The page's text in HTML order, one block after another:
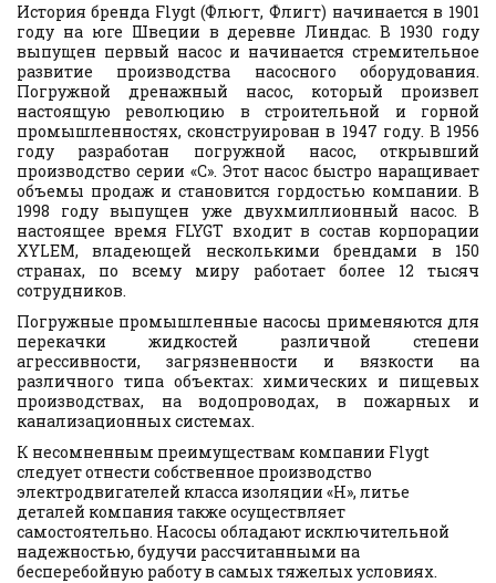
История бренда Flygt (Флюгт, Флигт) начинается в 1901
году на юге Швеции в деревне Линдас. В 1930 году
выпущен первый насос и начинается стремительное
развитие производства насосного оборудования.
Погружной дренажный насос, который произвел
настоящую революцию в строительной и горной
промышленностях, сконструирован в 1947 году. В 1956
году разработан погружной насос, открывший
производство серии «C». Этот насос быстро наращивает
объемы продаж и становится гордостью компании. В
1998 году выпущен уже двухмиллионный насос. В
настоящее время FLYGT входит в состав корпорации
XYLEM, владеющей несколькими брендами в 150
странах, по всему миру работает более 12 тысяч
сотрудников.
Погружные промышленные насосы применяются для
перекачки жидкостей различной степени
агрессивности, загрязненности и вязкости на
различного типа объектах: химических и пищевых
производствах, на водопроводах, в пожарных и
канализационных системах.
К несомненным преимуществам компании Flygt
следует отнести собственное производство
электродвигателей класса изоляции «H», литье
деталей компания также осуществляет
самостоятельно. Насосы обладают исключительной
надежностью, будучи рассчитанными на
бесперебойную работу в самых тяжелых условиях.